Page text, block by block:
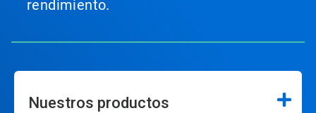
rendimiento.
Nuestros productos